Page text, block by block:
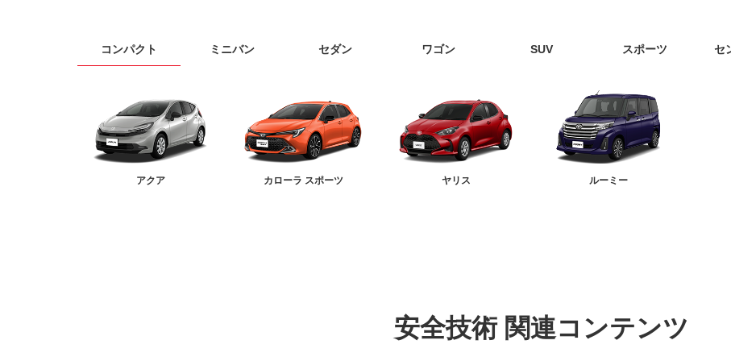
コンパクト ミニバン セダン ワゴン SUV スポーツ セ
アクア カローラ スポーツ ヤリス ルーミー
安全技術 関連コンテンツ